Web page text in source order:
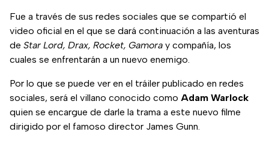
Fue a través de sus redes sociales que se compartió el
video oficial en el que se dará continuación a las aventuras
de Star Lord, Drax, Rocket, Gamora y compañía, los
cuales se enfrentarán a un nuevo enemigo.
Por lo que se puede ver en el tráiler publicado en redes
sociales, será el villano conocido como Adam Warlock
quien se encargue de darle la trama a este nuevo filme
dirigido por el famoso director James Gunn.